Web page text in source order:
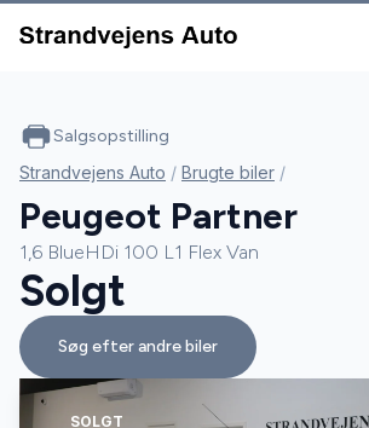
SOLGT
Salgsopstilling
Strandvejens Auto / Brugte biler /
Peugeot Partner
1,6 BlueHDi 100 L1 Flex Van
Solgt
Søg efter andre biler